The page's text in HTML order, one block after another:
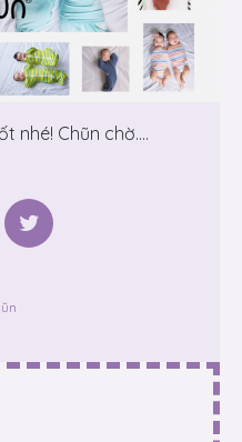
nhé! Chũn chờ….